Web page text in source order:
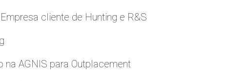
cliente de Hunting e R&S
na AGNIS para Outplacement